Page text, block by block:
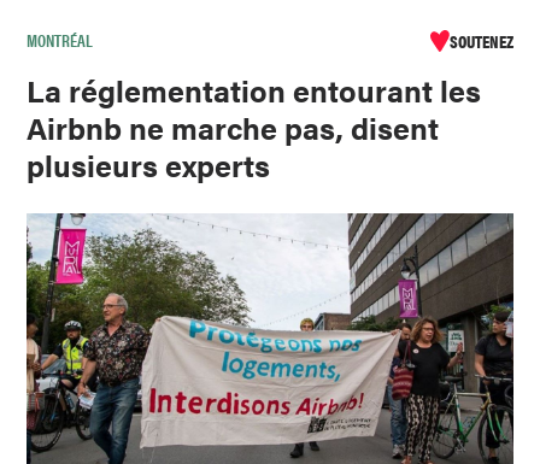
MONTRÉAL SOUTENEZ
La réglementation entourant les
Airbnb ne marche pas, disent
plusieurs experts